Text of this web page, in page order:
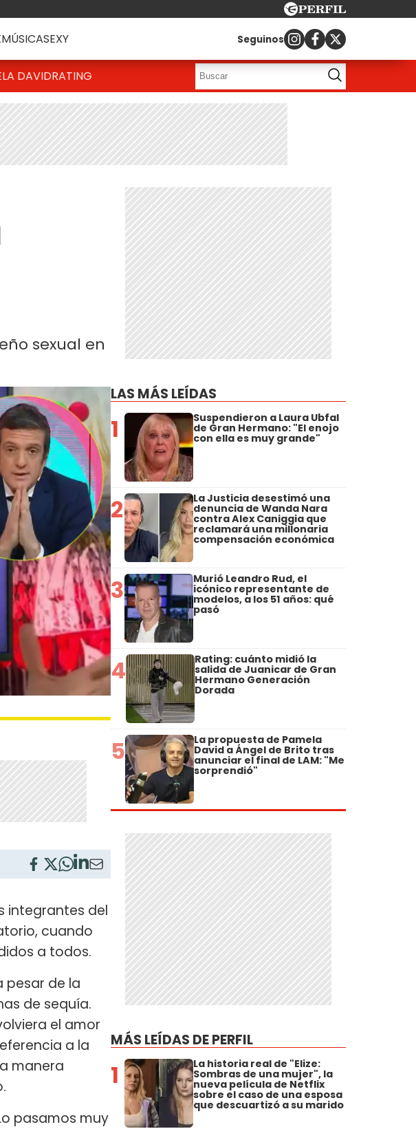
MÚSICASEXY Seguinos
DAVIDRATING
sexual en
integrantes del
cuando
a todos.
pesar de la
de sequía.
el amor
a la
manera
pasamos muy
LAS MÁS LEÍDAS
1 Suspendieron a Laura Ubfal
de Gran Hermano: "El enojo
con ella es muy grande"
2 La Justicia desestimó una
denuncia de Wanda Nara
contra Alex Caniggia que
reclamará una millonaria
compensación económica
3 Murió Leandro Rud, el
icónico representante de
modelos, a los 51 años: qué
pasó
4 Rating: cuánto midió la
salida de Juanicar de Gran
Hermano Generación
Dorada
5 La propuesta de Pamela
David a Ángel de Brito tras
anunciar el final de LAM: "Me
sorprendió"
MÁS LEÍDAS DE PERFIL
1 La historia real de "Elize:
Sombras de una mujer", la
nueva película de Netflix
sobre el caso de una esposa
que descuartizó a su marido